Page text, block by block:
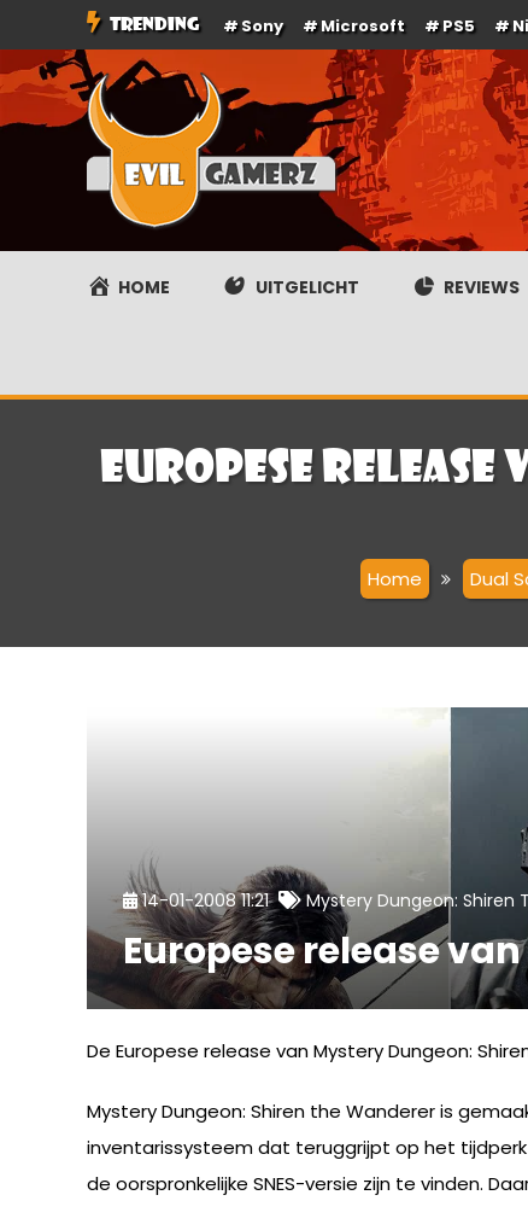
naar
de
TRENDING Sony Microsoft PS5
Evilgamerz
Het meest interessante game nieuws, reviews,
HOME UITGELICHT REVIEWS
Europese release
Home Dual
14-01-2008 11:21 Mystery Dungeon: Shiren
Europese release
De Europese release van Mystery Dungeon:
Mystery Dungeon: Shiren the Wanderer is
inventarissysteem dat teruggrijpt op het tijdperk
de oorspronkelijke SNES-versie zijn te vinden.